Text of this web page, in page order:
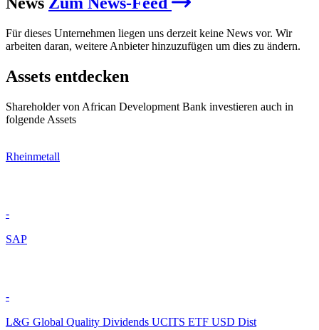
Für dieses Unternehmen liegen uns derzeit keine News vor. Wir
arbeiten daran, weitere Anbieter hinzuzufügen um dies zu ändern.
Assets entdecken
Shareholder von African Development Bank investieren auch in
folgende Assets
Rheinmetall
-
SAP
-
L&G Global Quality Dividends UCITS ETF USD Dist